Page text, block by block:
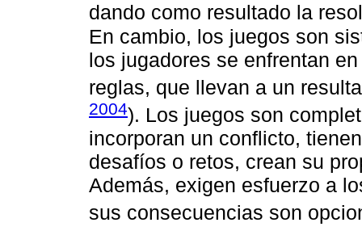
dando como resultado la
En cambio, los juegos son
los jugadores se enfrentan
reglas, que llevan a un
2004). Los juegos son
incorporan un conflicto,
desafíos o retos, crean su
Además, exigen esfuerzo a
sus consecuencias son